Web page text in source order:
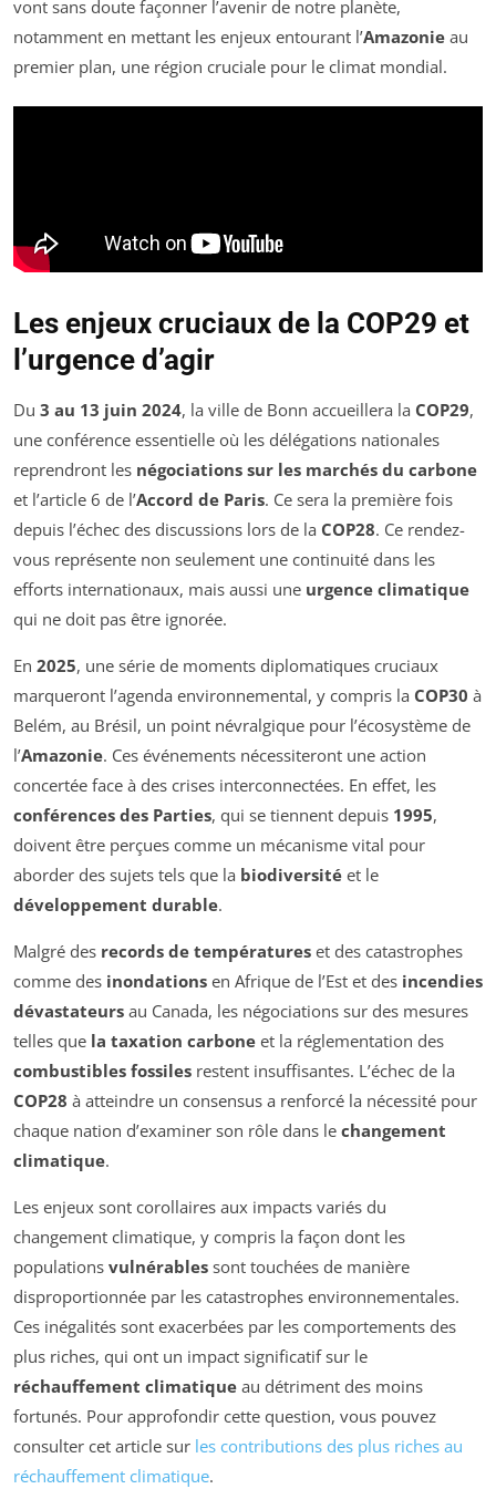
vont sans doute façonner l’avenir de notre planète,
notamment en mettant les enjeux entourant l’Amazonie au
premier plan, une région cruciale pour le climat mondial.
Les enjeux cruciaux de la COP29 et
l’urgence d’agir
Du 3 au 13 juin 2024, la ville de Bonn accueillera la COP29,
une conférence essentielle où les délégations nationales
reprendront les négociations sur les marchés du carbone
et l’article 6 de l’Accord de Paris. Ce sera la première fois
depuis l’échec des discussions lors de la COP28. Ce rendez-
vous représente non seulement une continuité dans les
efforts internationaux, mais aussi une urgence climatique
qui ne doit pas être ignorée.
En 2025, une série de moments diplomatiques cruciaux
marqueront l’agenda environnemental, y compris la COP30 à
Belém, au Brésil, un point névralgique pour l’écosystème de
l’Amazonie. Ces événements nécessiteront une action
concertée face à des crises interconnectées. En effet, les
conférences des Parties, qui se tiennent depuis 1995,
doivent être perçues comme un mécanisme vital pour
aborder des sujets tels que la biodiversité et le
développement durable.
Malgré des records de températures et des catastrophes
comme des inondations en Afrique de l’Est et des incendies
dévastateurs au Canada, les négociations sur des mesures
telles que la taxation carbone et la réglementation des
combustibles fossiles restent insuffisantes. L’échec de la
COP28 à atteindre un consensus a renforcé la nécessité pour
chaque nation d’examiner son rôle dans le changement
climatique.
Les enjeux sont corollaires aux impacts variés du
changement climatique, y compris la façon dont les
populations vulnérables sont touchées de manière
disproportionnée par les catastrophes environnementales.
Ces inégalités sont exacerbées par les comportements des
plus riches, qui ont un impact significatif sur le
réchauffement climatique au détriment des moins
fortunés. Pour approfondir cette question, vous pouvez
consulter cet article sur les contributions des plus riches au
réchauffement climatique.